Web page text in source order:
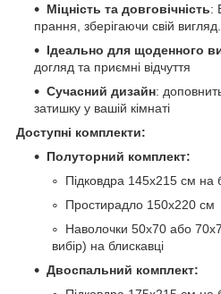
Міцність та довговічність:
прання, зберігаючи свій вигляд.
Ідеально для щоденного
догляд та приємні відчуття
Сучасний дизайн:
затишку у вашій кімнаті
Доступні комплекти:
Полуторний комплект:
Підковдра 145х215 см на
Простирадло 150х220 см
Наволочки 50х70 або
вибір) на блискавці
Двоспальний комплект: